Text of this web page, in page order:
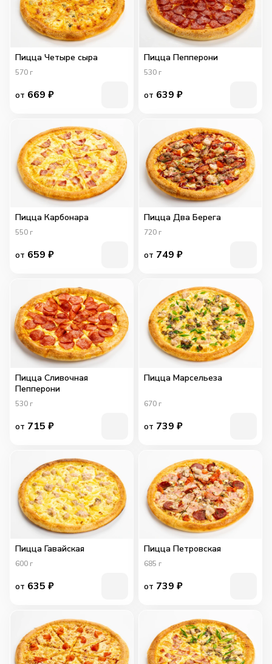
Пицца Четыре сыра
570 г
от 669 ₽
Пицца Пепперони
530 г
от 639 ₽
Пицца Карбонара
550 г
от 659 ₽
Пицца Два Берега
720 г
от 749 ₽
Пицца Сливочная
Пепперони
530 г
от 715 ₽
Пицца Марсельеза
670 г
от 739 ₽
Пицца Гавайская
600 г
от 635 ₽
Пицца Петровская
685 г
от 739 ₽